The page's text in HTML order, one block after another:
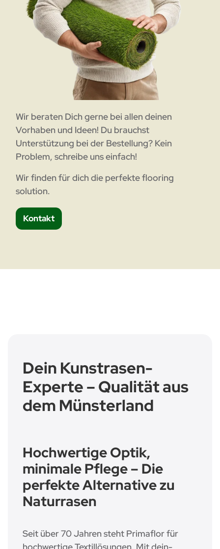
Wir beraten Dich gerne bei allen deinen
Vorhaben und Ideen! Du brauchst
Unterstützung bei der Bestellung? Kein
Problem, schreibe uns einfach!
Wir finden für dich die perfekte flooring
solution.
Kontakt
Dein Kunstrasen-
Experte – Qualität aus
dem Münsterland
Hochwertige Optik,
minimale Pflege – Die
perfekte Alternative zu
Naturrasen
Seit über 70 Jahren steht Primaflorfür